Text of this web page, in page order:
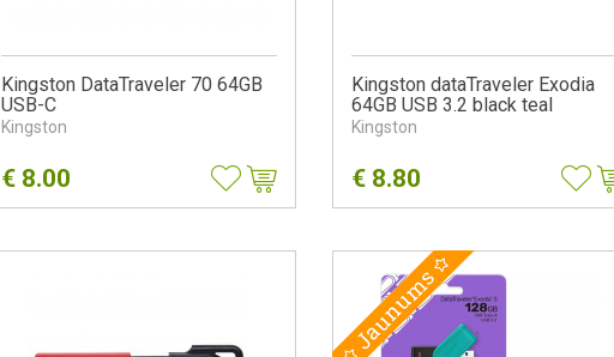
Kingston DataTraveler 70 64GB
USB-C
Kingston
€ 8.00
Kingston dataTraveler Exodia
64GB USB 3.2 black teal
Kingston
€ 8.80
Jaunums